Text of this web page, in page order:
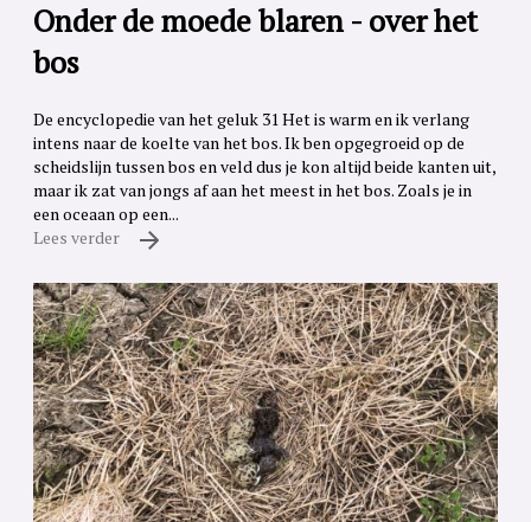
Onder de moede blaren - over het
bos
De encyclopedie van het geluk 31 Het is warm en ik verlang
intens naar de koelte van het bos. Ik ben opgegroeid op de
scheidslijn tussen bos en veld dus je kon altijd beide kanten uit,
maar ik zat van jongs af aan het meest in het bos. Zoals je in
een oceaan op een...
Lees verder